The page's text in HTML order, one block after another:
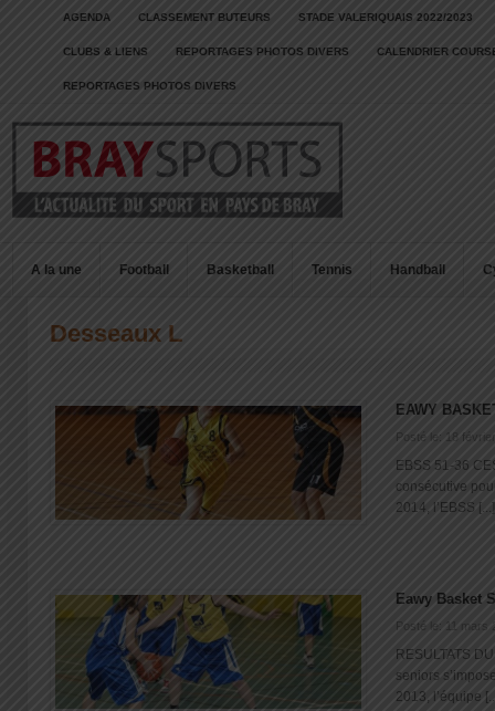
AGENDA CLASSEMENT BUTEURS STADE VALERIQUAIS 2022/2023
CLUBS & LIENS REPORTAGES PHOTOS DIVERS CALENDRIER
REPORTAGES PHOTOS DIVERS
A la une Football Basketball Tennis Handball
Desseaux L
EAWY
Posté le: 18
EBSS 51-36
consécutive
2014, l’EBSS [...]
Eawy Basket
Posté le: 11 mars
RESULTATS
seniors
2013, l’équipe